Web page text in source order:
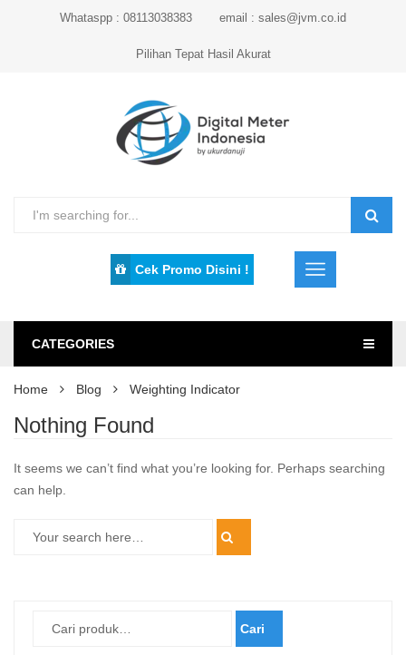
Whataspp : 08113038383 email : sales@jvm.co.id
Pilihan Tepat Hasil Akurat
Cek Promo Disini !
CATEGORIES
Home Blog Weighting Indicator
Nothing Found
It seems we can’t find what you’re looking for. Perhaps searching
can help.
Cari